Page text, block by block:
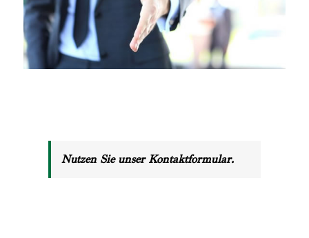
Nutzen Sie unser Kontaktformular.